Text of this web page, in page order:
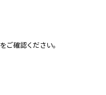
確認ください。